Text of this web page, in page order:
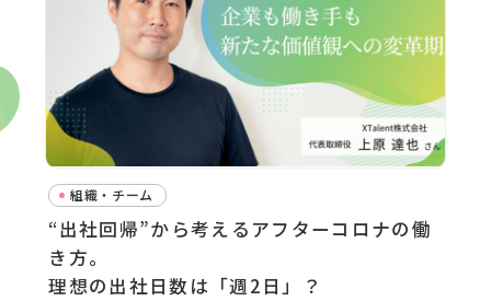
組織・チーム
“出社回帰”から考えるアフターコロナの働
き方。
理想の出社日数は「週2日」？